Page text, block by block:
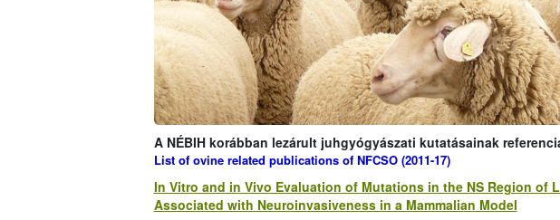
A NÉBIH korábban lezárult juhgyógyászati kutatásainak
List of ovine related publications of NFCSO(2011-17)
In Vitro and in Vivo Evaluation of Mutations in the NS Region of
Associated with Neuroinvasiveness in a Mammalian Model